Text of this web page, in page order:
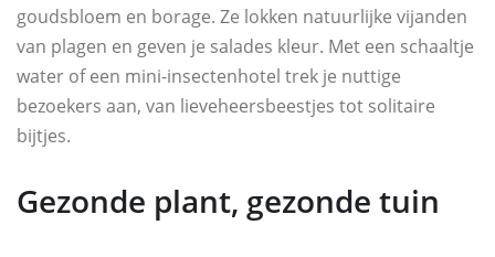
goudsbloem en borage. Ze lokken natuurlijke vijanden
van plagen en geven je salades kleur. Met een schaaltje
water of een mini-insectenhotel trek je nuttige
bezoekers aan, van lieveheersbeestjes tot solitaire
bijtjes.
Gezonde plant, gezonde tuin